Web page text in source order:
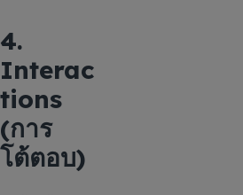
4.
Interac
tions
(การ
โต้ตอบ)